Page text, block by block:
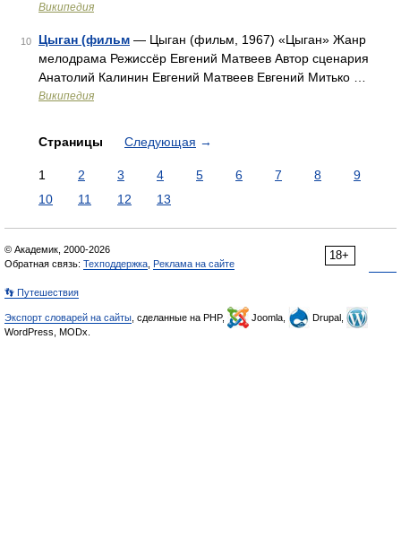
Википедия
10 Цыган (фильм — Цыган (фильм, 1967) «Цыган» Жанр
мелодрама Режиссёр Евгений Матвеев Автор сценария
Анатолий Калинин Евгений Матвеев Евгений Митько …
Википедия
Страницы Следующая →
1 2 3 4 5 6 7 8
9
10
11 12 13
18+
© Академик, 2000-2026
Обратная связь: Техподдержка Реклама на сайте
👣 Путешествия
Экспорт словарей на сайты , сделанные на PHP, Joomla,
Drupal,
WordPress, MODx.